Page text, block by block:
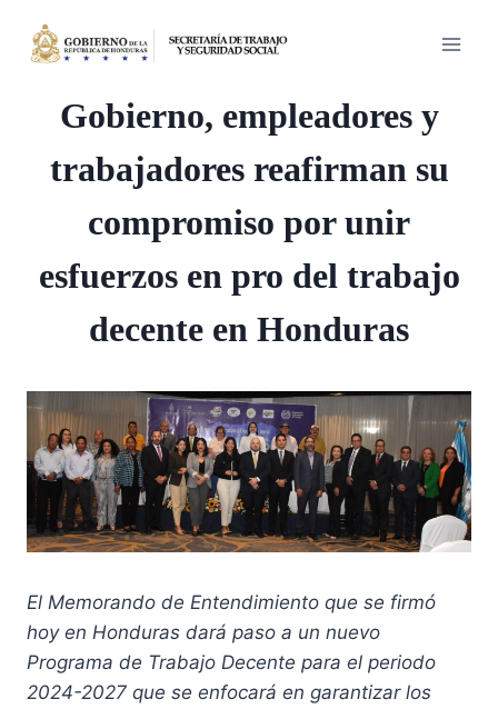
Gobierno, empleadores y
trabajadores reafirman su
compromiso por unir
esfuerzos en pro del trabajo
decente en Honduras
El Memorando de Entendimiento que se firmó
hoy en Honduras dará paso a un nuevo
Programa de Trabajo Decente para el periodo
2024-2027 que se enfocará en garantizar los